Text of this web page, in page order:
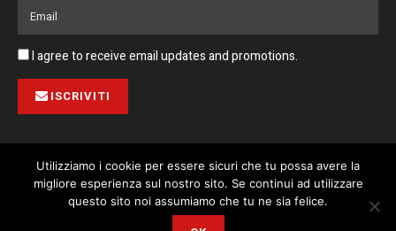
I agree to receive email updates and promotions.
ISCRIVITI
Pubblicità Collabora con noi Contatto Privacy Policy
© 2023 Corriere di Malta / Fortissimo Ltd
This website uses cookies. By continuing to use this website you are
Utilizziamo i cookie per essere sicuri che tu possa avere la
migliore esperienza sul nostro sito. Se continui ad utilizzare
questo sito noi assumiamo che tu ne sia felice.